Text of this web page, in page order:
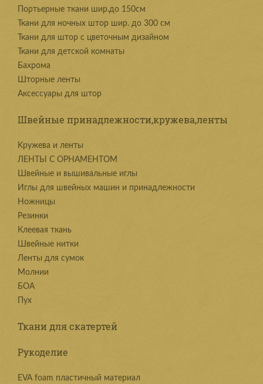
Портьерные ткани шир.до 150см
Ткани для ночных штор шир. до 300 см
Ткани для штор с цветочным дизайном
Ткани для детской комнаты
Бахрома
Шторные ленты
Аксессуары для штор
Швейные принадлежности,кружева,ленты
Kружева и ленты
ЛЕНТЫ С ОРНАМЕНТОМ
Швейные и вышивальные иглы
Иглы для швейных машин и принадлежности
Ножницы
Резинки
Клеевая ткань
Швейные нитки
Ленты для сумок
Молнии
БОА
Пух
Ткани для скатертей
Рукоделие
EVA foam пластичный материал